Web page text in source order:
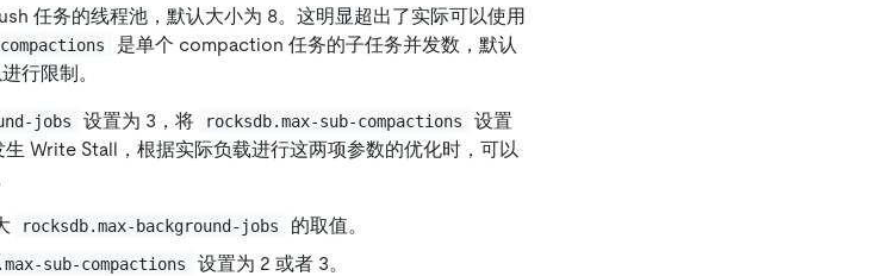
任务的线程池，默认大小为 8。这明显超出了实际可以使用
是单个 compaction 任务的子任务并发数，默认
行限制。
jobs 设置为 3，将 rocksdb.max-sub-compactions
设置
Write Stall，根据实际负载进行这两项参数的优化时，可以
rocksdb.max-background-jobs
的取值。
sub-compactions 设置为 2 或者 3。